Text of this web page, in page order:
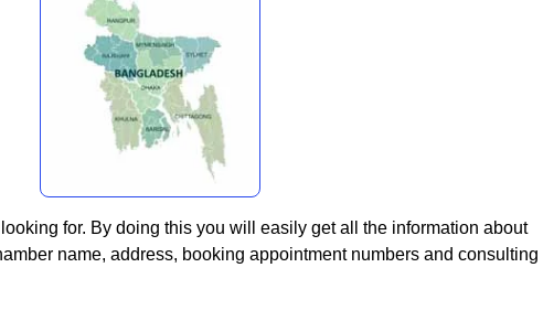
for. By doing this you will easily get all the information about
name, address, booking appointment numbers and consulting